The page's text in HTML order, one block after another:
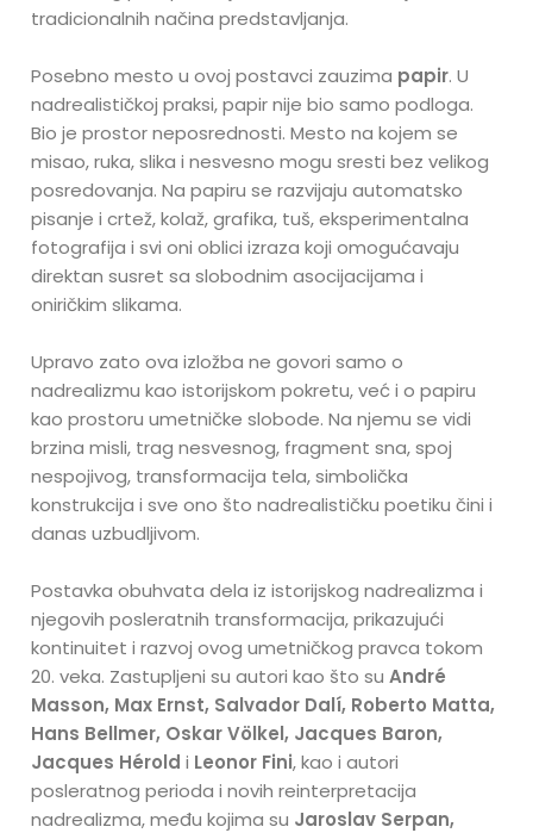
tradicionalnih načina predstavljanja.
Posebno mesto u ovoj postavci zauzima papir. U
nadrealističkoj praksi, papir nije bio samo podloga.
Bio je prostor neposrednosti. Mesto na kojem se
misao, ruka, slika i nesvesno mogu sresti bez velikog
posredovanja. Na papiru se razvijaju automatsko
pisanje i crtež, kolaž, grafika, tuš, eksperimentalna
fotografija i svi oni oblici izraza koji omogućavaju
direktan susret sa slobodnim asocijacijama i
oniričkim slikama.
Upravo zato ova izložba ne govori samo o
nadrealizmu kao istorijskom pokretu, već i o papiru
kao prostoru umetničke slobode. Na njemu se vidi
brzina misli, trag nesvesnog, fragment sna, spoj
nespojivog, transformacija tela, simbolička
konstrukcija i sve ono što nadrealističku poetiku čini i
danas uzbudljivom.
Postavka obuhvata dela iz istorijskog nadrealizma i
njegovih posleratnih transformacija, prikazujući
kontinuitet i razvoj ovog umetničkog pravca tokom
20. veka. Zastupljeni su autori kao što suAndré
Masson, Max Ernst, Salvador Dalí, Roberto Matta,
Hans Bellmer, Oskar Völkel, Jacques Baron,
Jacques Hérold i Leonor Fini, kao i autori
posleratnog perioda i novih reinterpretacija
nadrealizma, među kojima su Jaroslav Serpan,